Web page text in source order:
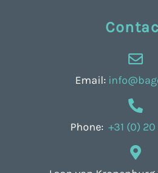
Email:
Phone: +31 (0)